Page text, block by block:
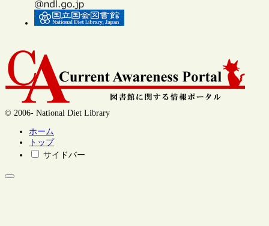
© 2006- National Diet Library
ホーム
トップ
サイドバー